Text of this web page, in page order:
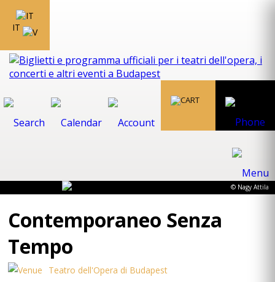
IT
© Nagy Attila
Contemporaneo Senza
Tempo
Teatro dell'Opera di Budapest